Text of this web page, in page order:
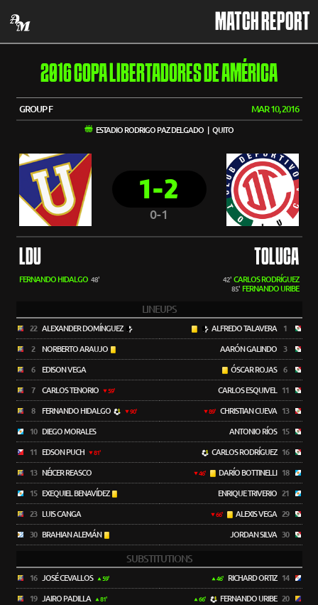
MATCH REPORT
2016 COPA LIBERTADORES DE AMÉRICA
GROUP F MAR 10, 2016
ESTADIO RODRIGO PAZ DELGADO | QUITO
1-2
0-1
LDU TOLUCA
FERNANDO HIDALGO 48' 42' CARLOS RODRÍGUEZ
85' FERNANDO URIBE
LINEUPS
22 ALEXANDER DOMÍNGUEZ
2 NORBERTO ARAUJO
6 EDISON VEGA
7 CARLOS TENORIO 59'
8 FERNANDO HIDALGO 90'
10 DIEGO MORALES
11 EDSON PUCH 81'
13 NÉICER REASCO
15 EXEQUIEL BENAVÍDEZ
23 LUIS CANGA
30 BRAHIAN ALEMÁN
ALFREDO TALAVERA 1
AARÓN GALINDO 3
ÓSCAR ROJAS 6
CARLOS ESQUIVEL 11
89' CHRISTIAN CUEVA 13
ANTONIO RÍOS 15
CARLOS RODRÍGUEZ 16
46' DARÍO BOTTINELLI 18
ENRIQUE TRIVERIO 21
66' ALEXIS VEGA 29
JORDAN SILVA 30
SUBSTITUTIONS
16 JOSÉ CEVALLOS 59'
19 JAIRO PADILLA 81'
46' RICHARD ORTIZ 14
66' FERNANDO URIBE 20